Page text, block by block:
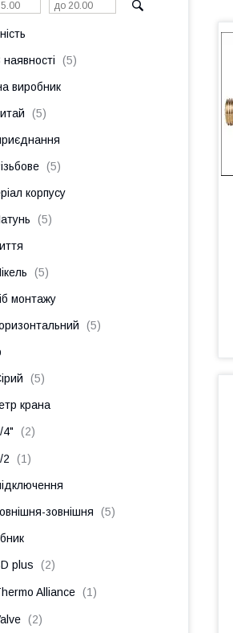
наявності 5
виробник
5
5
корпусу
5
5
монтажу
5
5
крана
4" 2
2 1
зовнішня 5
plus 2
Alliance 1
2